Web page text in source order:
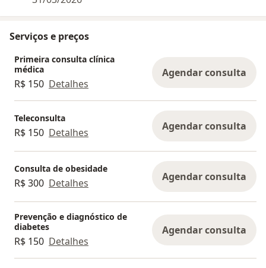
Serviços e preços
Primeira consulta clínica
médica
R$ 150 Detalhes
Agendar consulta
Teleconsulta
R$ 150 Detalhes Agendar consulta
Consulta de obesidade
R$ 300 Detalhes Agendar consulta
Prevenção e diagnóstico de
diabetes
R$ 150 Detalhes
Agendar consulta